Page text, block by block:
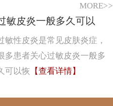
MORE>>
敏皮炎一般多久可以
敏性皮炎是常见皮肤炎症，
多患者关心过敏皮炎一般多
可以恢 【查看详情】
456